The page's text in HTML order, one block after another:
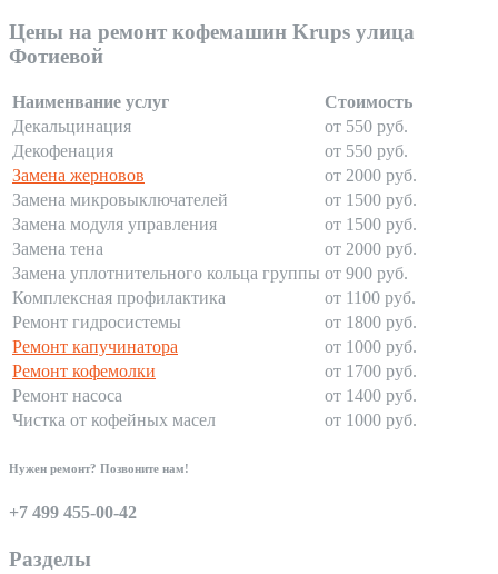
Цены на ремонт кофемашин Krups улица
Фотиевой
Наименвание услуг
Стоимость
Декальцинация
от 550 руб.
Декофенация
от 550 руб.
Замена жерновов
от 2000 руб.
Замена микровыключателей
от 1500 руб.
Замена модуля управления
от 1500 руб.
Замена тена
от 2000 руб.
Замена уплотнительного кольца группы от 900 руб.
Комплексная профилактика
от 1100 руб.
Ремонт гидросистемы
от 1800 руб.
Ремонт капучинатора
от 1000 руб.
Ремонт кофемолки
от 1700 руб.
Ремонт насоса
от 1400 руб.
Чистка от кофейных масел
от 1000 руб.
Нужен ремонт? Позвоните нам!
+7 499 455-00-42
Разделы